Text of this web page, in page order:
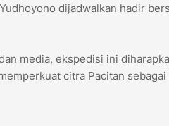
dijadwalkan hadir
media, ekspedisi ini
citra Pacitan sebagai